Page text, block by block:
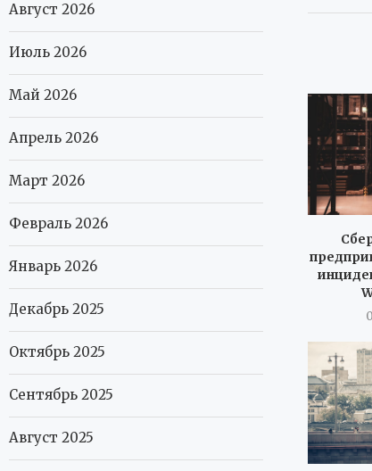
Август 2026
Июль 2026
Май 2026
Апрель 2026
Март 2026
Февраль 2026
Январь 2026
Декабрь 2025
Октябрь 2025
Сентябрь 2025
Август 2025